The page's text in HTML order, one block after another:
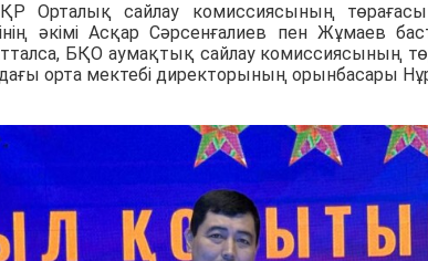
Орталық сайлау комиссиясының
әкімі Асқар Сәрсенғалиев пен Жұмаев
БҚО аумақтық сайлау комиссиясының
орта мектебі директорының орынбасары